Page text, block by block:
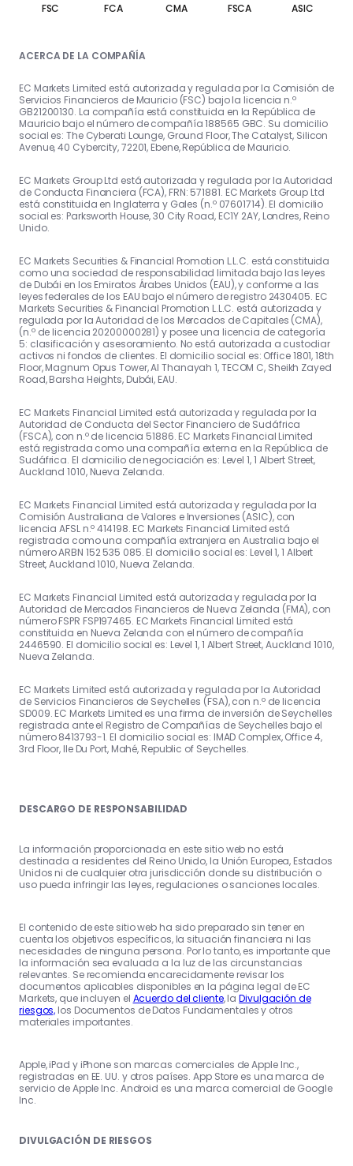
FSC FCA CMA FSCA ASIC
ACERCA DE LA COMPAÑÍA
EC Markets Limited está autorizada y regulada por la Comisión de
Servicios Financieros de Mauricio (FSC) bajo la licencia n.º
GB21200130. La compañía está constituida en la República de
Mauricio bajo el número de compañía 188565 GBC. Su domicilio
social es: The Cyberati Lounge, Ground Floor, The Catalyst, Silicon
Avenue, 40 Cybercity, 72201, Ebene, República de Mauricio.
EC Markets Group Ltd está autorizada y regulada por la Autoridad
de Conducta Financiera (FCA), FRN: 571881. EC Markets Group Ltd
está constituida en Inglaterra y Gales (n.º 07601714). El domicilio
social es: Parksworth House, 30 City Road, EC1Y 2AY, Londres, Reino
Unido.
EC Markets Securities & Financial Promotion L.L.C. está constituida
como una sociedad de responsabilidad limitada bajo las leyes
de Dubái en los Emiratos Árabes Unidos (EAU), y conforme a las
leyes federales de los EAU bajo el número de registro 2430405. EC
Markets Securities & Financial Promotion L.L.C. está autorizada y
regulada por la Autoridad de los Mercados de Capitales (CMA),
(n.º de licencia 20200000281) y posee una licencia de categoría
5: clasificación y asesoramiento. No está autorizada a custodiar
activos ni fondos de clientes. El domicilio social es: Office 1801, 18th
Floor, Magnum Opus Tower, Al Thanayah 1, TECOM C, Sheikh Zayed
Road, Barsha Heights, Dubái, EAU.
EC Markets Financial Limited está autorizada y regulada por la
Autoridad de Conducta del Sector Financiero de Sudáfrica
(FSCA), con n.º de licencia 51886. EC Markets Financial Limited
está registrada como una compañía externa en la República de
Sudáfrica. El domicilio de negociación es: Level 1, 1 Albert Street,
Auckland 1010, Nueva Zelanda.
EC Markets Financial Limited está autorizada y regulada por la
Comisión Australiana de Valores e Inversiones (ASIC), con
licencia AFSL n.º 414198. EC Markets Financial Limited está
registrada como una compañía extranjera en Australia bajo el
número ARBN 152 535 085. El domicilio social es: Level 1, 1 Albert
Street, Auckland 1010, Nueva Zelanda.
EC Markets Financial Limited está autorizada y regulada por la
Autoridad de Mercados Financieros de Nueva Zelanda (FMA), con
número FSPR FSP197465. EC Markets Financial Limited está
constituida en Nueva Zelanda con el número de compañía
2446590. El domicilio social es: Level 1, 1 Albert Street, Auckland 1010,
Nueva Zelanda.
EC Markets Limited está autorizada y regulada por la Autoridad
de Servicios Financieros de Seychelles (FSA), con n.º de licencia
SD009. EC Markets Limited es una firma de inversión de Seychelles
registrada ante el Registro de Compañías de Seychelles bajo el
número 8413793-1. El domicilio social es: IMAD Complex, Office 4,
3rd Floor, Ile Du Port, Mahé, Republic of Seychelles.
DESCARGO DE RESPONSABILIDAD
La información proporcionada en este sitio web no está
destinada a residentes del Reino Unido, la Unión Europea, Estados
Unidos ni de cualquier otra jurisdicción donde su distribución o
uso pueda infringir las leyes, regulaciones o sanciones locales.
El contenido de este sitio web ha sido preparado sin tener en
cuenta los objetivos específicos, la situación financiera ni las
necesidades de ninguna persona. Por lo tanto, es importante que
la información sea evaluada a la luz de las circunstancias
relevantes. Se recomienda encarecidamente revisar los
documentos aplicables disponibles en la página legal de EC
Markets, que incluyen el Acuerdo del cliente, laDivulgación de
riesgos, los Documentos de Datos Fundamentales y otros
materiales importantes.
Apple, iPad y iPhone son marcas comerciales de Apple Inc.,
registradas en EE. UU. y otros países. App Store es una marca de
servicio de Apple Inc. Android es una marca comercial de Google
Inc.
DIVULGACIÓN DE RIESGOS